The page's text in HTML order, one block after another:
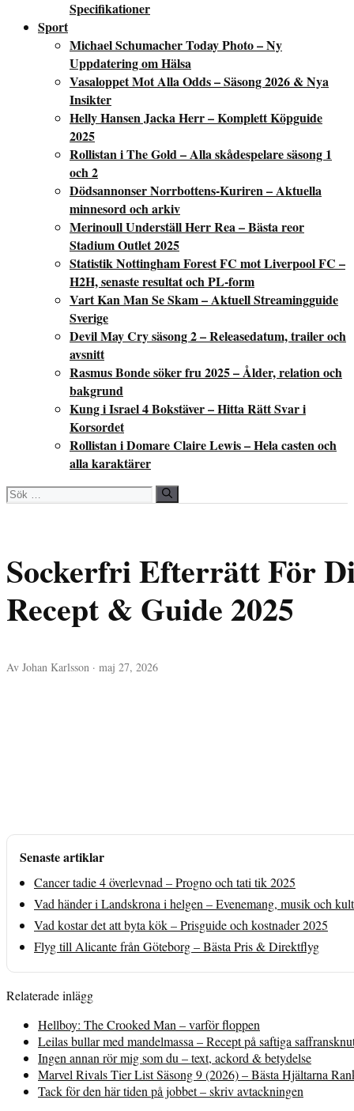
Specifikationer
Sport
Michael Schumacher Today Photo – Ny
Uppdatering om Hälsa
Vasaloppet Mot Alla Odds – Säsong 2026 & Nya
Insikter
Helly Hansen Jacka Herr – Komplett Köpguide
2025
Rollistan i The Gold – Alla skådespelare säsong 1
och 2
Dödsannonser Norrbottens-Kuriren – Aktuella
minnesord och arkiv
Merinoull Underställ Herr Rea – Bästa reor
Stadium Outlet 2025
Statistik Nottingham Forest FC mot Liverpool FC –
H2H, senaste resultat och PL-form
Vart Kan Man Se Skam – Aktuell Streamingguide
Sverige
Devil May Cry säsong 2 – Releasedatum, trailer och
avsnitt
Rasmus Bonde söker fru 2025 – Ålder, relation och
bakgrund
Kung i Israel 4 Bokstäver – Hitta Rätt Svar i
Korsordet
Rollistan i Domare Claire Lewis – Hela casten och
alla karaktärer
Sök
efter:
Sockerfri Efterrätt För
Recept & Guide 2025
Av Johan Karlsson · maj 27, 2026
Senaste artiklar
Cancer tadie 4 överlevnad – Progno och tati tik 2025
Vad händer i Landskrona i helgen – Evenemang, musik och
Vad kostar det att byta kök – Prisguide och kostnader 2025
Flyg till Alicante från Göteborg – Bästa Pris & Direktflyg
Relaterade inlägg
Hellboy: The Crooked Man – varför floppen
Leilas bullar med mandelmassa – Recept på saftiga
Ingen annan rör mig som du – text, ackord & betydelse
Marvel Rivals Tier List Säsong 9 (2026) – Bästa Hjältarna
Tack för den här tiden på jobbet – skriv avtackningen